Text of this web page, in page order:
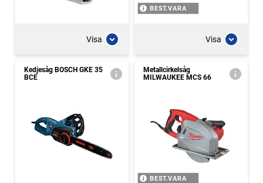
Visa
BEST.VARA
Visa
Kedjesåg BOSCH GKE 35
BCE
Metallcirkelsåg
MILWAUKEE MCS 66
BEST.VARA